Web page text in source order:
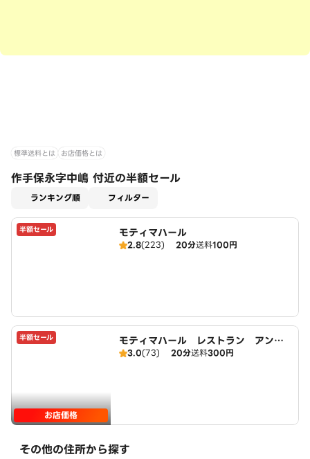
標準送料とは お店価格とは
作手保永字中嶋 付近の半額セール
ランキング順 フィルター
半額セール モティマハール
2.8(223) 20分送料100円
半額セール
お店価格
モティマハール レストラン アンド
バー
3.0(73) 20分送料300円
その他の住所から探す